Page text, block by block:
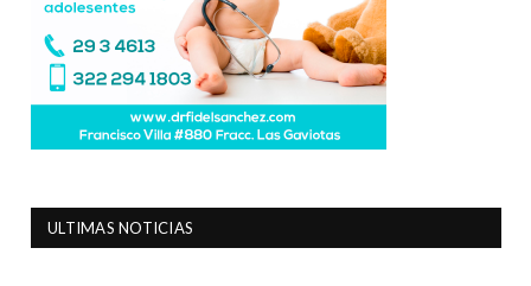
ULTIMAS NOTICIAS